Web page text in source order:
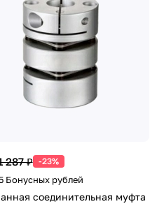
287 ₽ -23%
Бонусных рублей
соединительная муфта